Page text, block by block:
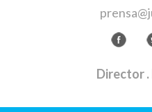
Director